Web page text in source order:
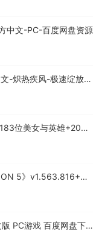
中文-PC-百度网盘资源
-炽热疾风-极速绽放
位美女与英雄+200%
5》v1.563.816+全
PC游戏 百度网盘下